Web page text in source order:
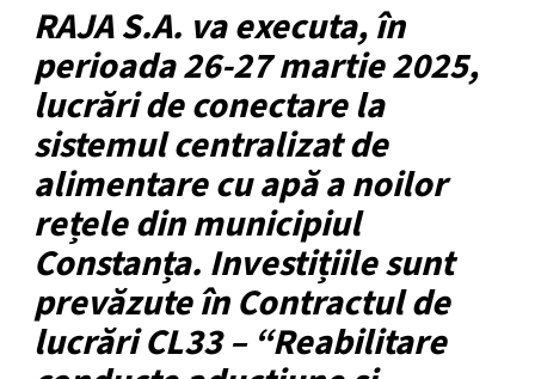
RAJA S.A. va executa, în
perioada 26-27 martie 2025,
lucrări de conectare la
sistemul centralizat de
alimentare cu apă a noilor
rețele din municipiul
Constanța. Investițiile sunt
prevăzute în Contractul de
lucrări CL33 – “Reabilitare